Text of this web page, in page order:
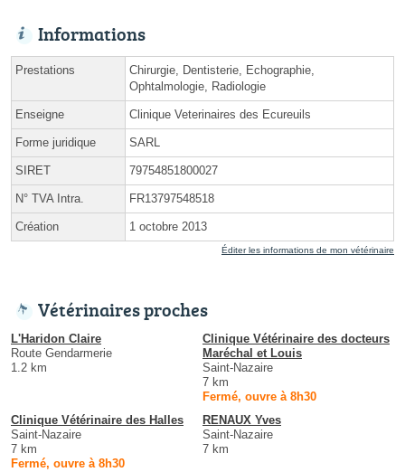
Informations
Prestations
Chirurgie, Dentisterie, Echographie,
Ophtalmologie, Radiologie
Enseigne Clinique Veterinaires des Ecureuils
Forme juridique SARL
SIRET 79754851800027
N° TVA Intra. FR13797548518
Création 1 octobre 2013
Éditer les informations de mon vétérinaire
Vétérinaires proches
L'Haridon Claire
Route Gendarmerie
1.2 km
Clinique Vétérinaire des docteurs
Maréchal et Louis
Saint-Nazaire
7 km
Fermé, ouvre à 8h30
Clinique Vétérinaire des Halles
Saint-Nazaire
7 km
Fermé, ouvre à 8h30
RENAUX Yves
Saint-Nazaire
7 km